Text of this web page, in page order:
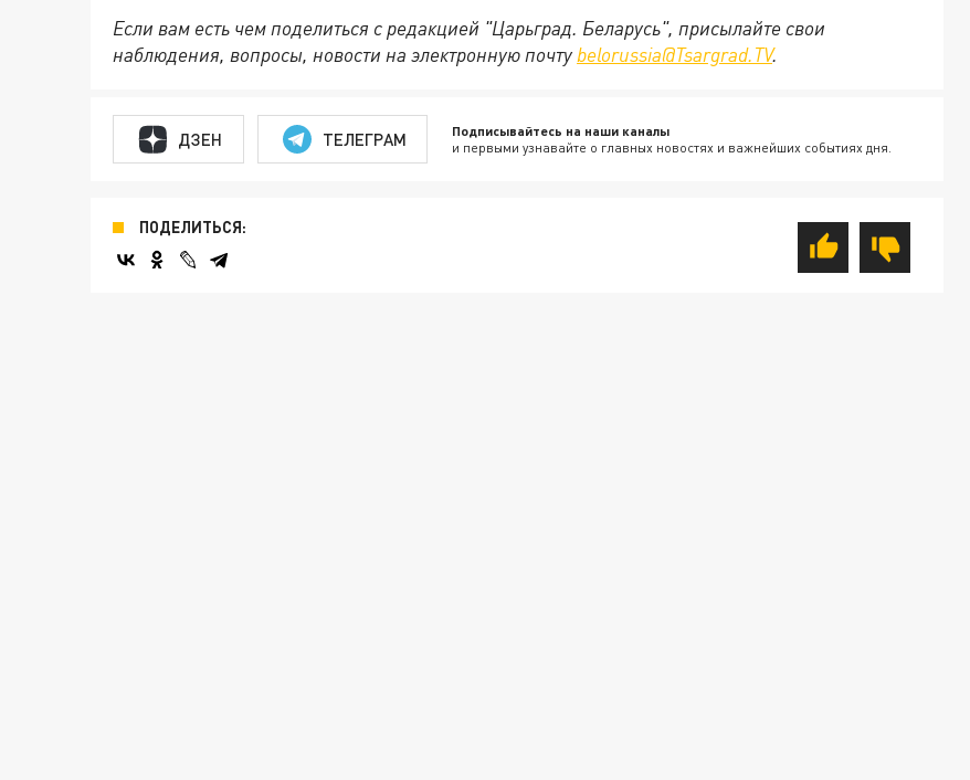
Если вам есть чем поделиться с редакцией "Царьград. Беларусь", присылайте свои
наблюдения, вопросы, новости на электронную почту belorussia@Tsargrad.TV.
ДЗЕН ТЕЛЕГРАМ Подписывайтесь на наши каналы
и первыми узнавайте о главных новостях и важнейших событиях дня.
ПОДЕЛИТЬСЯ: